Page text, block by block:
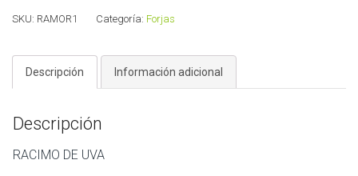
SKU: RAMOR1 Categoría: Forjas
Descripción Información adicional
Descripción
RACIMO DE UVA